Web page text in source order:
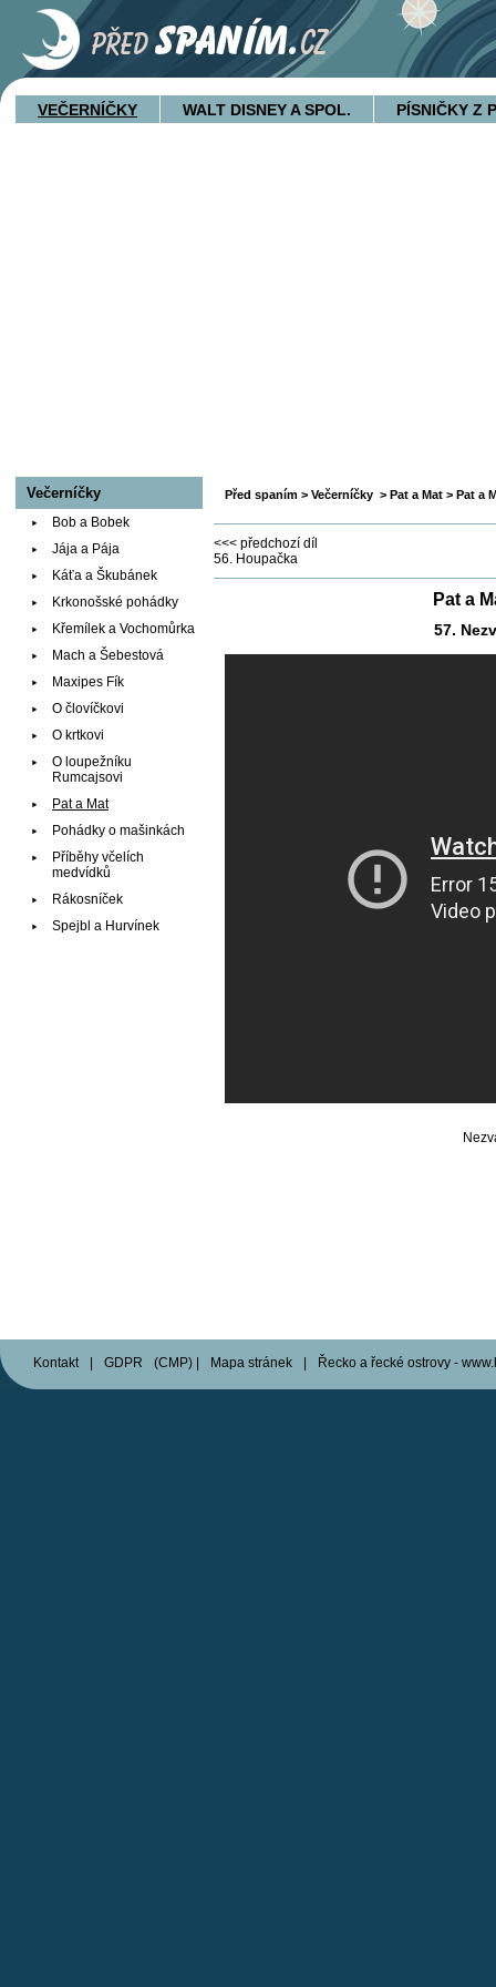
VEČERNÍČKY WALT DISNEY A SPOL. PÍSNIČKY Z
Před spaním > Večerníčky > Pat a Mat > Pat a
<<< předchozí díl
56. Houpačka
Pat a
57.
Večerníčky
Bob a Bobek
Jája a Pája
Káťa a Škubánek
Krkonošské pohádky
Křemílek a Vochomůrka
Mach a Šebestová
Maxipes Fík
O človíčkovi
O krtkovi
O loupežníku
Rumcajsovi
Pat a Mat
Pohádky o mašinkách
Příběhy včelích
medvídků
Rákosníček
Spejbl a Hurvínek
Kontakt GDPR (CMP) Mapa stránek Řecko a řecké ostrovy -